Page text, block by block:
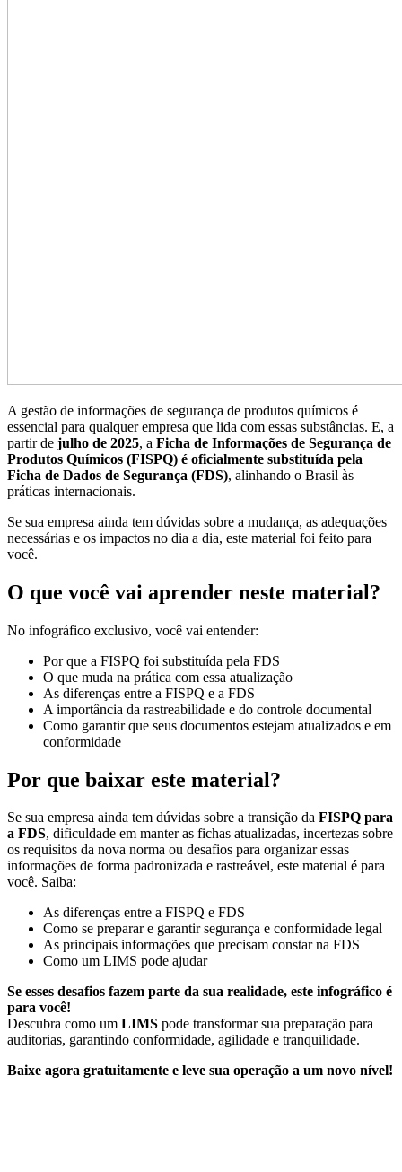
A gestão de informações de segurança de produtos químicos é
essencial para qualquer empresa que lida com essas substâncias. E, a
partir de julho de 2025, a Ficha de Informações de Segurança de
Produtos Químicos (FISPQ) é oficialmente substituída pela
Ficha de Dados de Segurança (FDS), alinhando o Brasil às
práticas internacionais.
Se sua empresa ainda tem dúvidas sobre a mudança, as adequações
necessárias e os impactos no dia a dia, este material foi feito para
você.
O que você vai aprender neste material?
No infográfico exclusivo, você vai entender:
Por que a FISPQ foi substituída pela FDS
O que muda na prática com essa atualização
As diferenças entre a FISPQ e a FDS
A importância da rastreabilidade e do controle documental
Como garantir que seus documentos estejam atualizados e em
conformidade
Por que baixar este material?
Se sua empresa ainda tem dúvidas sobre a transição da FISPQ para
a FDS, dificuldade em manter as fichas atualizadas, incertezas sobre
os requisitos da nova norma ou desafios para organizar essas
informações de forma padronizada e rastreável, este material é para
você. Saiba:
As diferenças entre a FISPQ e FDS
Como se preparar e garantir segurança e conformidade legal
As principais informações que precisam constar na FDS
Como um LIMS pode ajudar
Se esses desafios fazem parte da sua realidade, este infográfico é
para você!
Descubra como um LIMS pode transformar sua preparação para
auditorias, garantindo conformidade, agilidade e tranquilidade.
Baixe agora gratuitamente e leve sua operação a um novo nível!